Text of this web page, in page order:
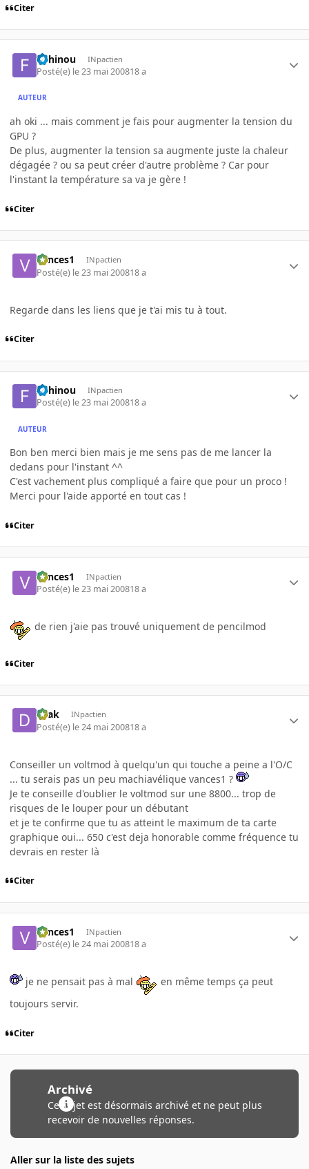
Citer
fishinou INpactien
Posté(e) le 23 mai 200818 a
AUTEUR
ah oki ... mais comment je fais pour augmenter la tension du
GPU ?
De plus, augmenter la tension sa augmente juste la chaleur
dégagée ? ou sa peut créer d'autre problème ? Car pour
l'instant la température sa va je gère !
Citer
vances1 INpactien
Posté(e) le 23 mai 200818 a
Regarde dans les liens que je t'ai mis tu à tout.
Citer
fishinou INpactien
Posté(e) le 23 mai 200818 a
AUTEUR
Bon ben merci bien mais je me sens pas de me lancer la
dedans pour l'instant ^^
C'est vachement plus compliqué a faire que pour un proco !
Merci pour l'aide apporté en tout cas !
Citer
vances1 INpactien
Posté(e) le 23 mai 200818 a
de rien j'aie pas trouvé uniquement de pencilmod
Citer
Drak INpactien
Posté(e) le 24 mai 200818 a
Conseiller un voltmod à quelqu'un qui touche a peine a l'O/C
... tu serais pas un peu machiavélique vances1 ?
Je te conseille d'oublier le voltmod sur une 8800... trop de
risques de le louper pour un débutant
et je te confirme que tu as atteint le maximum de ta carte
graphique oui... 650 c'est deja honorable comme fréquence tu
devrais en rester là
Citer
vances1 INpactien
Posté(e) le 24 mai 200818 a
je ne pensait pas à mal
en même temps ça peut
toujours servir.
Citer
Archivé
Ce sujet est désormais archivé et ne peut plus
recevoir de nouvelles réponses.
Aller sur la liste des sujets